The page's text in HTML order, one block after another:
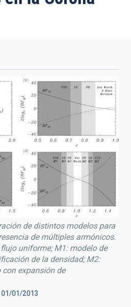
de distintos modelos para
de múltiples armónicos.
uniforme; M1: modelo de
de la densidad; M2:
expansión de
01/01/2013